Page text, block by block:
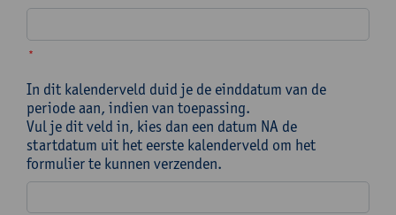
*
In dit kalenderveld duid je de einddatum van de
periode aan, indien van toepassing.
Vul je dit veld in, kies dan een datum NA de
startdatum uit het eerste kalenderveld om het
formulier te kunnen verzenden.